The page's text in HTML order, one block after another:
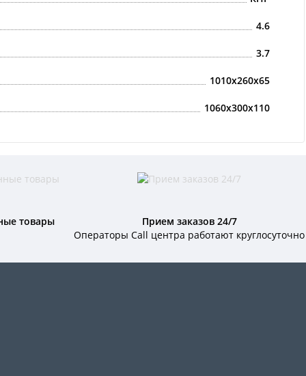
4.6
3.7
1010x260x65
1060x300x110
товары
Прием заказов 24/7
Операторы Call центра работают круглосуточно